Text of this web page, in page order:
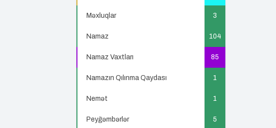
Məxluqlar 3
Namaz 104
Namaz Vaxtları 85
Namazın Qılınma Qaydası 1
Nemət 1
Peyğəmbərlər 5